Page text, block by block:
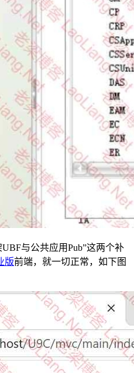
与公共应用Pub”这两个补
版前端，就一切正常，如下图